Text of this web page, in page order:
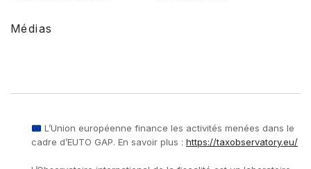
Médias
L’Union européenne finance les activités menées dans le
cadre d’EUTO GAP. En savoir plus : https://taxobservatory.eu/